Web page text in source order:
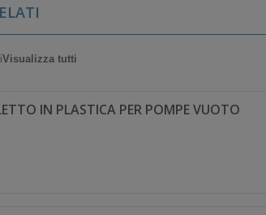
Visualizza tutti
IN PLASTICA PER POMPE VUOTO